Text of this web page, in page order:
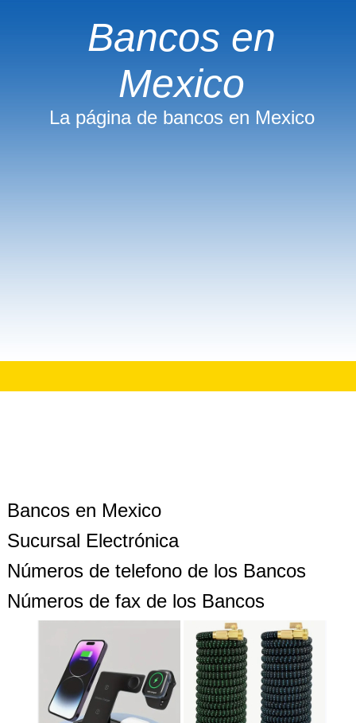
Bancos en
Mexico
La página de bancos en Mexico
Bancos en Mexico
Sucursal Electrónica
Números de telefono de los Bancos
Números de fax de los Bancos